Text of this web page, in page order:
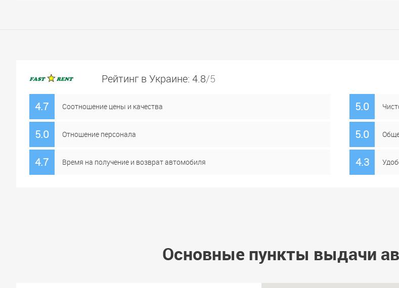
Рейтинг в Украине: 4.8/5
4.7 Соотношение цены и качества 5.0
5.0 Отношение персонала 5.0
4.7 Время на получение и возврат автомобиля 4.3
Основные пункты выдачи